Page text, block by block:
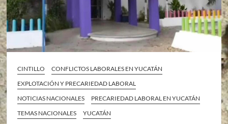
CINTILLO
CONFLICTOS LABORALES EN YUCATÁN
EXPLOTACIÓN Y PRECARIEDAD LABORAL
NOTICIAS NACIONALES
PRECARIEDAD LABORAL EN YUCATÁN
TEMAS NACIONALES
YUCATÁN